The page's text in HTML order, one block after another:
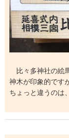
比々多神社の絵
神木が印象的です
ちょっと違うのは